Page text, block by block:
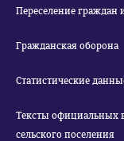
Переселение
Гражданская оборона
Статистические
Тексты официальных
сельского поселения